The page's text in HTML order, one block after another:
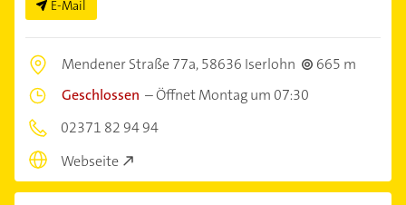
E-Mail
Mendener Straße 77a,58636 Iserlohn
665 m
Geschlossen –Öffnet Montag um 07:30
02371 82 94 94
Webseite